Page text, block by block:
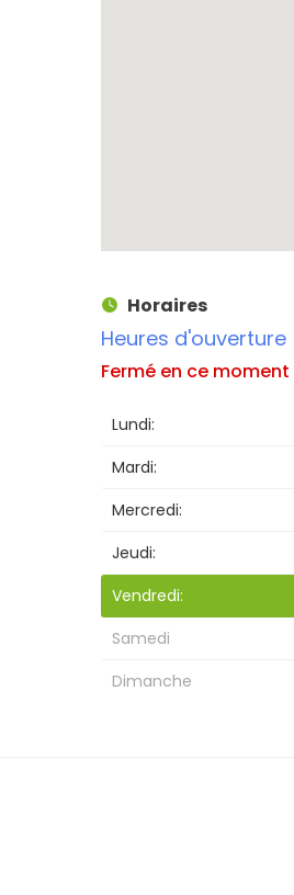
Horaires
Heures d'ouverture
Fermé en ce moment
Lundi:
Mardi:
Mercredi:
Jeudi:
Vendredi:
Samedi
Dimanche